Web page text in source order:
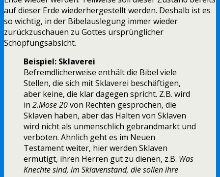
auf dieser Erde wiederhergestellt werden. Deshalb ist es
so wichtig, in der Bibelauslegung immer wieder
zurückzuschauen zu Gottes ursprünglicher
Schöpfungsabsicht.
Beispiel: Sklaverei
Befremdlicherweise enthält die Bibel viele
Stellen, die sich mit Sklaverei beschäftigen,
aber keine, die klar dagegen spricht. Z.B. wird
in 2.Mose 20von Rechten gesprochen, die
Sklaven haben, aber das Halten von Sklaven
wird nicht als unmenschlich gebrandmarkt und
verboten. Ähnlich geht es im Neuen
Testament weiter, hier werden Sklaven
ermutigt, ihren Herren gut zu dienen, z.B. Was
Knechte sind, im Sklavenstand, die sollen ihre